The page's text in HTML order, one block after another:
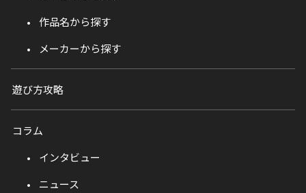
作品名から探す
メーカーから探す
遊び方攻略
コラム
インタビュー
ニュース